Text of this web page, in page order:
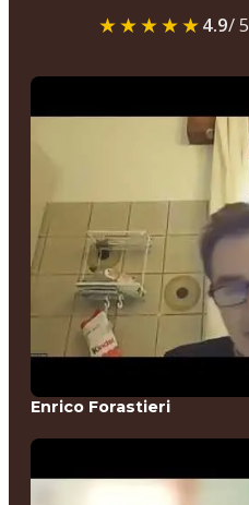
★★★★★4.9/ 5
Enrico Forastieri